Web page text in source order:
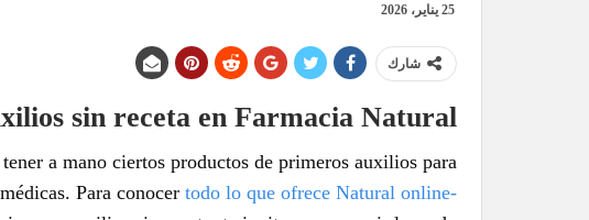
25 يناير، 2026
شارك
sin receta en Farmacia Natural
a mano ciertos productos de primeros auxilios para
Para conocer todo lo que ofrece Natural online-